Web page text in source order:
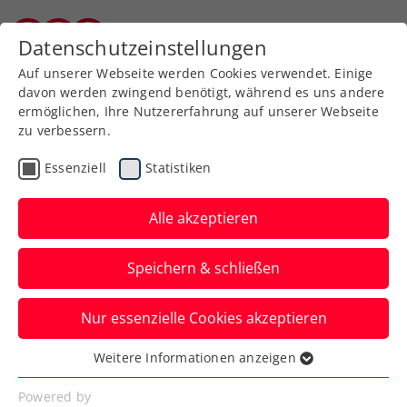
Zurück zur Newsübersicht
Turniere
Danube Upper Austria
Open powered by SKE:
Aus für Kopp im
Achtelfinale
Damit ist Lukas Neumayer beim ATP-
Challenger in Mauthausen die letzte rot-
weiß-rote Hoffnung.
Datenschutzeinstellungen
Auf unserer Webseite werden Cookies verwendet. Einige
davon werden zwingend benötigt, während es uns andere
ermöglichen, Ihre Nutzererfahrung auf unserer Webseite
zu verbessern.
Essenziell Statistiken
Alle akzeptieren
Speichern & schließen
Nur essenzielle Cookies akzeptieren
Essenziell
Essenzielle Cookies werden für grundlegende
Weitere Informationen anzeigen
Powered by